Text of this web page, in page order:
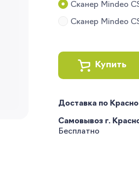
Сканер Mindeo
Сканер Mindeo
Купить
Доставка по
Самовывоз г.
Бесплатно